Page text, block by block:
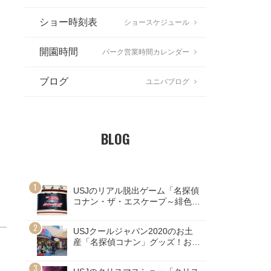
ショー時刻表 ショースケジュール
開園時間 パーク営業時間カレンダー
ブログ ユニバブログ
BLOG
USJのリアル脱出ゲーム「名探偵
コナン・ザ・エスケープ～緋色の
USJクールジャパン2020のお土
産「名探偵コナン」グッズ！お値